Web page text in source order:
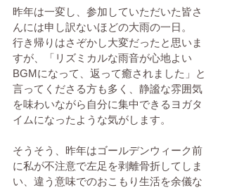
昨年は一変し、参加していただいた皆さ
んには申し訳ないほどの大雨の一日。
行き帰りはさぞかし大変だったと思いま
すが、「リズミカルな雨音が心地よい
BGMになって、返って癒されました」と
言ってくださる方も多く、静謐な雰囲気
を味わいながら自分に集中できるヨガタ
イムになったような気がします。
そうそう、昨年はゴールデンウィーク前
に私が不注意で左足を剥離骨折してしま
い、違う意味でのおこもり生活を余儀な